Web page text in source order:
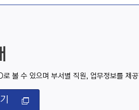
볼 수 있으며 부서별 직원, 업무정보를 제